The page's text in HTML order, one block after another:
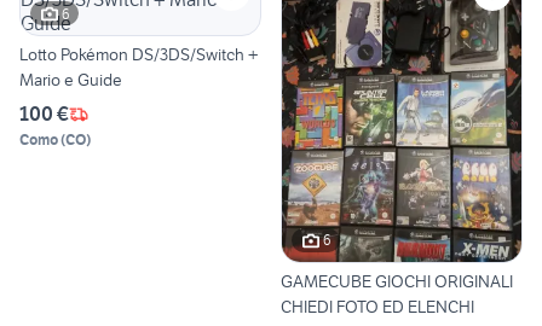
6
Lotto Pokémon DS/3DS/Switch +
Mario e Guide
100 €
Como(CO)
6
GAMECUBE GIOCHI ORIGINALI
CHIEDI FOTO ED ELENCHI